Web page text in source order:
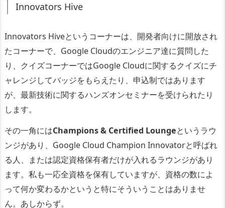
Innovators Hive
Innovators Hiveというコーナーは、開発者向けに開放され
たコーナーで、Google Cloudのエンジニア達に質問した
り、クイズコーナーではGoogle Cloudに関するクイズにチ
ャレンジしてバッジをもらえたり、申込制ではあります
が、最新技術に関するハンズオンセミナーを受けられたり
します。
その一角にはChampions & Certified Loungeというラウ
ンジがあり、Google Cloud Champion Innovatorと呼ばれ
る人、または認定資格保有者だけが入れるラウンジがあり
ます。私も一応全資格を保有していますが、資格の数によ
って何か変わるかというと特にそういうことはありませ
ん。あしからず。